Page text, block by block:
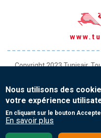
Copyright 2023 Tunisair.
Conditions générales de
Protection de vos données
Nous utilisons des
votre expérience
En cliquant sur le bouton
En savoir plus